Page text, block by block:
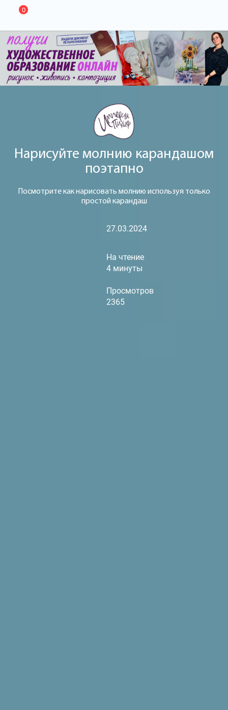
0
Нарисуйте молнию карандашом
поэтапно
Посмотрите как нарисовать молнию используя только
простой карандаш
27.03.2024
На чтение
4 минуты
Просмотров
2365